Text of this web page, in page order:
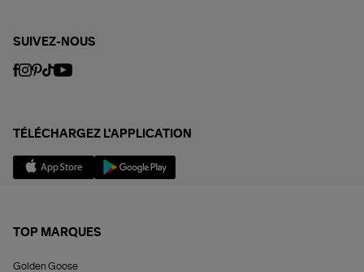
SUIVEZ-NOUS
TÉLÉCHARGEZ L'APPLICATION
TOP MARQUES
Golden Goose